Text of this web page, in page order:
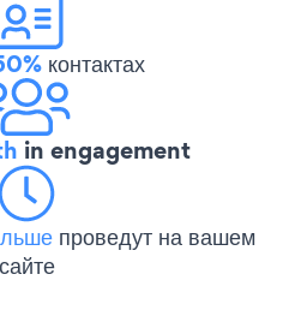
контактах
in engagement
проведут на вашем
сайте